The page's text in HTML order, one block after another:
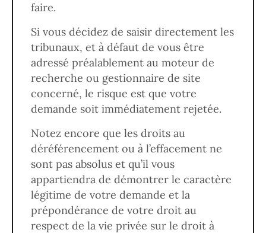
faire.
Si vous décidez de saisir directement les
tribunaux, et à défaut de vous être
adressé préalablement au moteur de
recherche ou gestionnaire de site
concerné, le risque est que votre
demande soit immédiatement rejetée.
Notez encore que les droits au
déréférencement ou à l’effacement ne
sont pas absolus et qu’il vous
appartiendra de démontrer le caractère
légitime de votre demande et la
prépondérance de votre droit au
respect de la vie privée sur le droit à